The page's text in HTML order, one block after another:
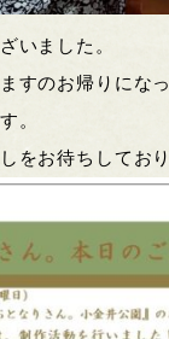
いました。
すのお帰りにな
。
をお待ちしており